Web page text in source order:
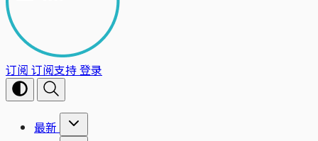
订阅 订阅支持登录
最新